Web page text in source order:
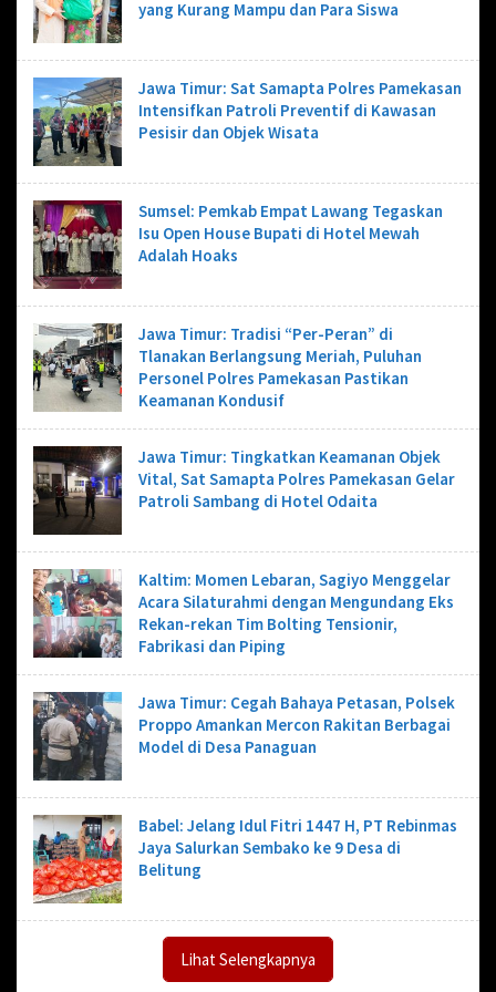
yang Kurang Mampu dan Para Siswa
Jawa Timur: Sat Samapta Polres Pamekasan
Intensifkan Patroli Preventif di Kawasan
Pesisir dan Objek Wisata
Sumsel: Pemkab Empat Lawang Tegaskan
Isu Open House Bupati di Hotel Mewah
Adalah Hoaks
Jawa Timur: Tradisi “Per-Peran” di
Tlanakan Berlangsung Meriah, Puluhan
Personel Polres Pamekasan Pastikan
Keamanan Kondusif
Jawa Timur: Tingkatkan Keamanan Objek
Vital, Sat Samapta Polres Pamekasan Gelar
Patroli Sambang di Hotel Odaita
Kaltim: Momen Lebaran, Sagiyo Menggelar
Acara Silaturahmi dengan Mengundang Eks
Rekan-rekan Tim Bolting Tensionir,
Fabrikasi dan Piping
Jawa Timur: Cegah Bahaya Petasan, Polsek
Proppo Amankan Mercon Rakitan Berbagai
Model di Desa Panaguan
‎Babel: Jelang Idul Fitri 1447 H, PT Rebinmas
Jaya Salurkan Sembako ke 9 Desa di
Belitung
Lihat Selengkapnya